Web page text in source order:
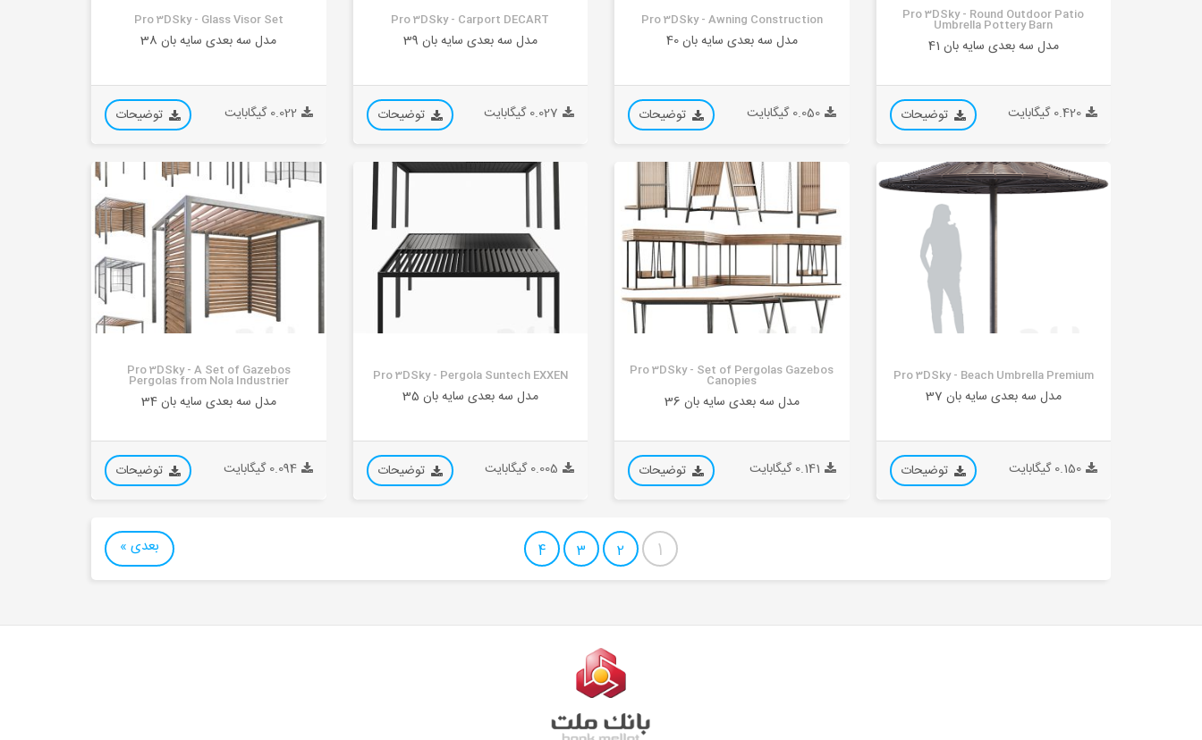
Pro 3DSky - Round Outdoor Patio
Umbrella Pottery Barn
مدل سه بعدی سایه بان 41
0.420 گیگابایت توضیحات
Pro 3DSky - Awning Construction
مدل سه بعدی سایه بان 40
0.050 گیگابایت توضیحات
Pro 3DSky - Carport DECART
مدل سه بعدی سایه بان 39
0.027 گیگابایت توضیحات
Pro 3DSky - Glass Visor Set
مدل سه بعدی سایه بان 38
0.022 گیگابایت توضیحات
Pro 3DSky - Beach Umbrella Premium
مدل سه بعدی سایه بان 37
0.150 گیگابایت توضیحات
Pro 3DSky - Set of Pergolas Gazebos
Canopies
مدل سه بعدی سایه بان 36
0.141 گیگابایت توضیحات
Pro 3DSky - Pergola Suntech EXXEN
مدل سه بعدی سایه بان 35
0.005 گیگابایت توضیحات
Pro 3DSky - A Set of Gazebos
Pergolas from Nola Industrier
مدل سه بعدی سایه بان 34
0.094 گیگابایت توضیحات
1
2
3
4 بعدی »